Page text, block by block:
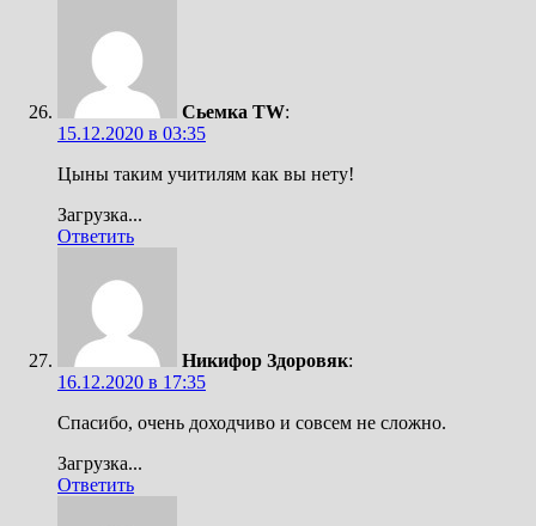
Сьемка TW:
15.12.2020 в 03:35
Цыны таким учитилям как вы нету!
Загрузка...
Ответить
Никифор Здоровяк:
16.12.2020 в 17:35
Спасибо, очень доходчиво и совсем не сложно.
Загрузка...
Ответить